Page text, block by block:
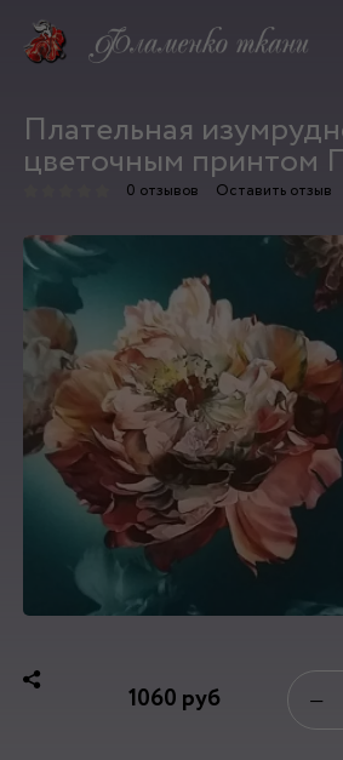
Плательная
цветочным принтом
0 отзывов Оставить отзыв
1060 руб −